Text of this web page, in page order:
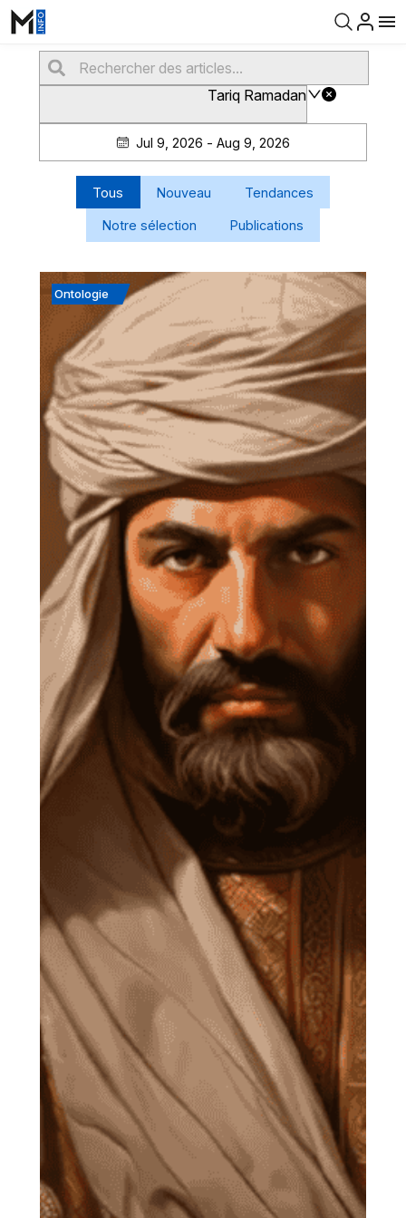
Tariq Ramadan
Jul 9, 2026 - Aug 9, 2026
Tous Nouveau Tendances
Notre sélection Publications
Ontologie